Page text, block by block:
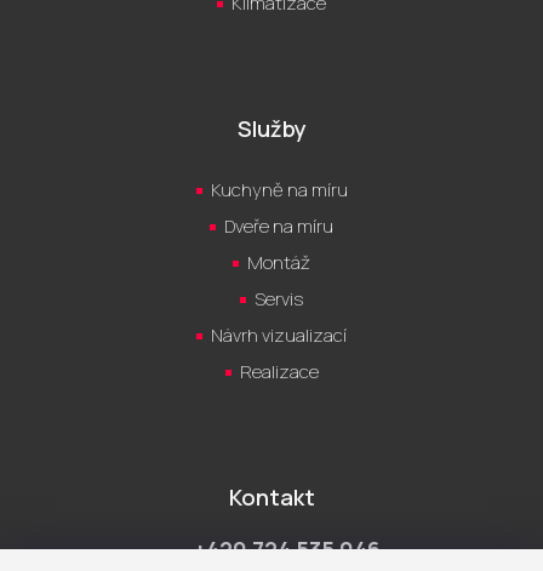
Služby
Kuchyně na míru
Dveře na míru
Montáž
Servis
Návrh vizualizací
Realizace
Kontakt
+420 724 535 046